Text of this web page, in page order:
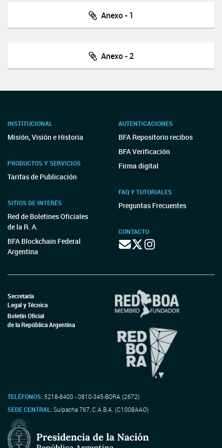
Anexo - 1
Anexo - 2
INSTITUCIONAL
Misión, Visión e Historia
PRODUCTOS Y SERVICIOS
Tarifas de Publicación
SITIOS DE INTERÉS
Red de Boletines Oficiales
de la R. A.
BFA Blockchain Federal
Argentina
AUTENTICACIONES
BFA Repositorio recibos
BFA Verificación
Firma digital
FAQ Y TUTORIALES
Preguntas Frecuentes
CONTACTO
Secretaría
Legal y Técnica
Boletín Oficial
de la República Argentina
TELÉFONOS: 5218-8400 - 0810-345-BORA (2672)
SEDE CENTRAL:Suipacha 767, C.A.B.A. (C1008AAO)